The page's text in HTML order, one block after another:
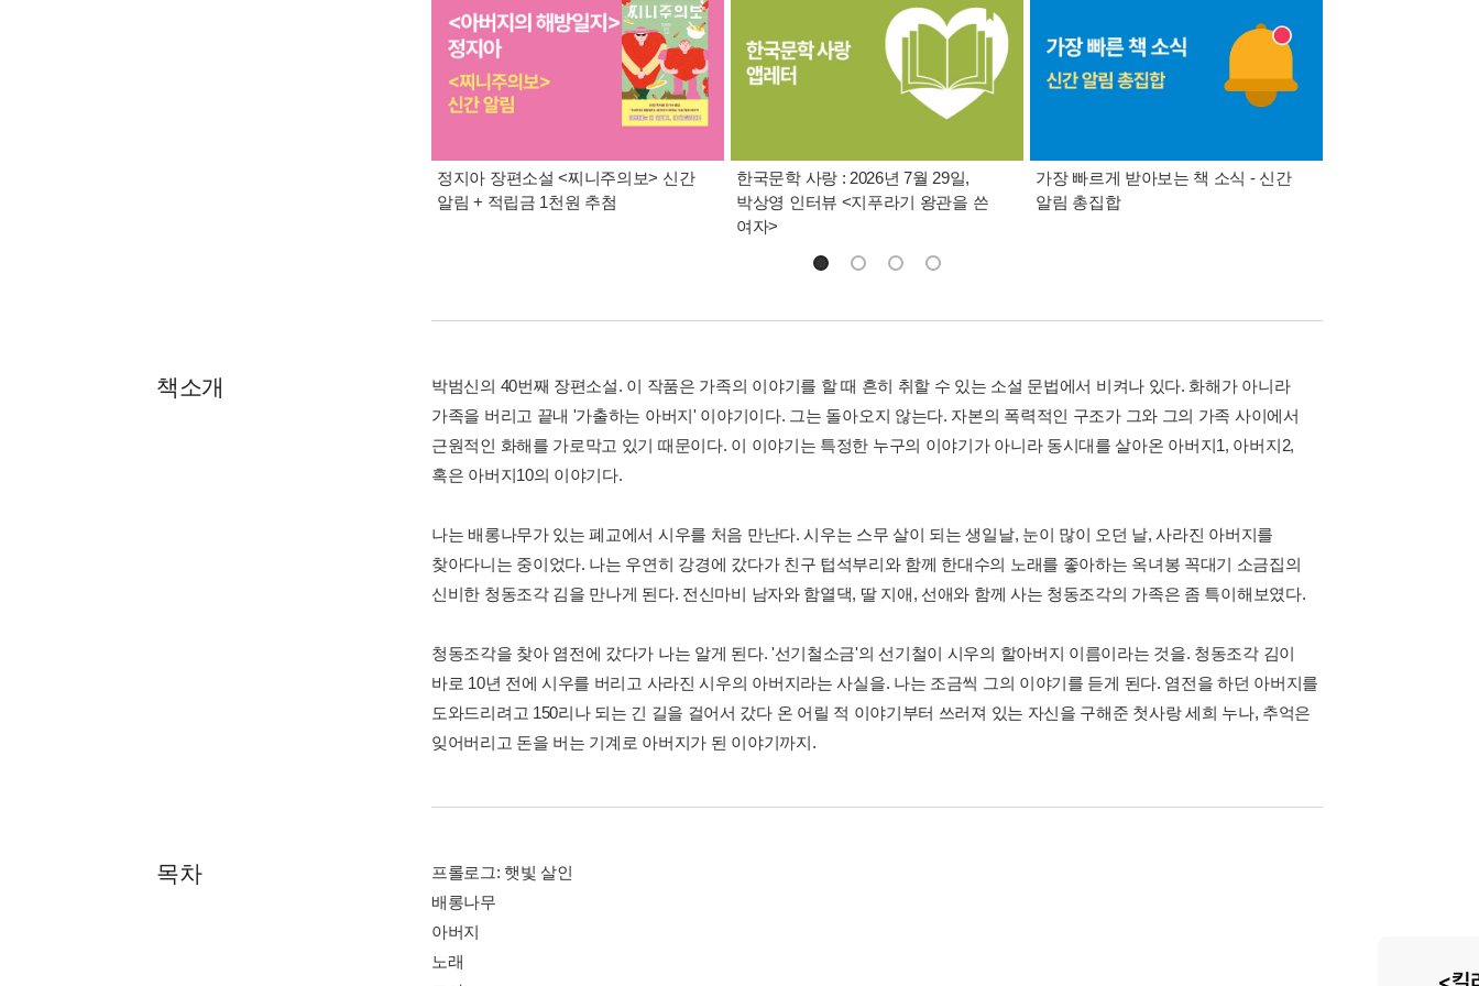
정지아 장편소설 <찌니주의보> 신간
알림 + 적립금 1천원 추첨
한국문학 사랑 : 2026년 7월 29일,
박상영 인터뷰 <지푸라기 왕관을 쓴
여자>
가장 빠르게 받아보는 책 소식 - 신간
알림 총집합
책소개
박범신의 40번째 장편소설. 이 작품은 가족의 이야기를 할 때 흔히 취할 수 있는 소설 문법에서 비켜나 있다. 화해가 아니라
가족을 버리고 끝내 '가출하는 아버지' 이야기이다. 그는 돌아오지 않는다. 자본의 폭력적인 구조가 그와 그의 가족 사이에서
근원적인 화해를 가로막고 있기 때문이다. 이 이야기는 특정한 누구의 이야기가 아니라 동시대를 살아온 아버지1, 아버지2,
혹은 아버지10의 이야기다.
나는 배롱나무가 있는 폐교에서 시우를 처음 만난다. 시우는 스무 살이 되는 생일날, 눈이 많이 오던 날, 사라진 아버지를
찾아다니는 중이었다. 나는 우연히 강경에 갔다가 친구 텁석부리와 함께 한대수의 노래를 좋아하는 옥녀봉 꼭대기 소금집의
신비한 청동조각 김을 만나게 된다. 전신마비 남자와 함열댁, 딸 지애, 선애와 함께 사는 청동조각의 가족은 좀 특이해보였다.
청동조각을 찾아 염전에 갔다가 나는 알게 된다. '선기철소금'의 선기철이 시우의 할아버지 이름이라는 것을. 청동조각 김이
바로 10년 전에 시우를 버리고 사라진 시우의 아버지라는 사실을. 나는 조금씩 그의 이야기를 듣게 된다. 염전을 하던 아버지를
도와드리려고 150리나 되는 긴 길을 걸어서 갔다 온 어릴 적 이야기부터 쓰러져 있는 자신을 구해준 첫사랑 세희 누나, 추억은
잊어버리고 돈을 버는 기계로 아버지가 된 이야기까지.
목차
프롤로그: 햇빛 살인
배롱나무
아버지
노래